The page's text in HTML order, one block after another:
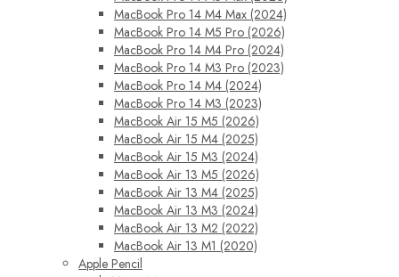
MacBook Pro 14 M4 Max (2024)
MacBook Pro 14 M5 Pro (2026)
MacBook Pro 14 M4 Pro (2024)
MacBook Pro 14 M3 Pro (2023)
MacBook Pro 14 M4 (2024)
MacBook Pro 14 M3 (2023)
MacBook Air 15 M5 (2026)
MacBook Air 15 M4 (2025)
MacBook Air 15 M3 (2024)
MacBook Air 13 M5 (2026)
MacBook Air 13 M4 (2025)
MacBook Air 13 M3 (2024)
MacBook Air 13 M2 (2022)
MacBook Air 13 M1 (2020)
Apple Pencil